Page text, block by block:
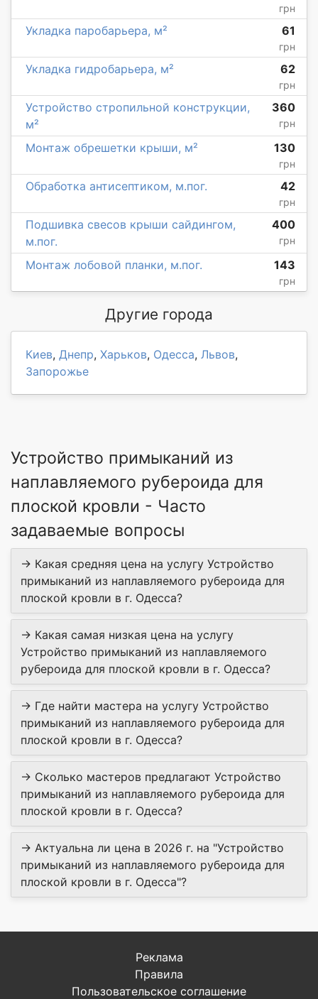
грн
Укладка паробарьера, м² 61
грн
Укладка гидробарьера, м² 62
грн
Устройство стропильной конструкции,
м²
360
грн
Монтаж обрешетки крыши, м² 130
грн
Обработка антисептиком, м.пог. 42
грн
Подшивка свесов крыши сайдингом,
м.пог.
400
грн
Монтаж лобовой планки, м.пог. 143
грн
Другие города
Киев, Днепр, Харьков, Одесса, Львов,
Запорожье
Устройство примыканий из
наплавляемого рубероида для
плоской кровли - Часто
задаваемые вопросы
→ Какая средняя цена на услугу Устройство
примыканий из наплавляемого рубероида для
плоской кровли в г. Одесса?
→ Какая самая низкая цена на услугу
Устройство примыканий из наплавляемого
рубероида для плоской кровли в г. Одесса?
→ Где найти мастера на услугу Устройство
примыканий из наплавляемого рубероида для
плоской кровли в г. Одесса?
→ Сколько мастеров предлагают Устройство
примыканий из наплавляемого рубероида для
плоской кровли в г. Одесса?
→ Актуальна ли цена в 2026 г. на "Устройство
примыканий из наплавляемого рубероида для
плоской кровли в г. Одесса"?
Реклама
Правила
Пользовательское соглашение